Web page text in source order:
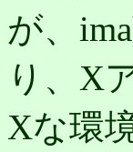
が、
り、X
Xな環